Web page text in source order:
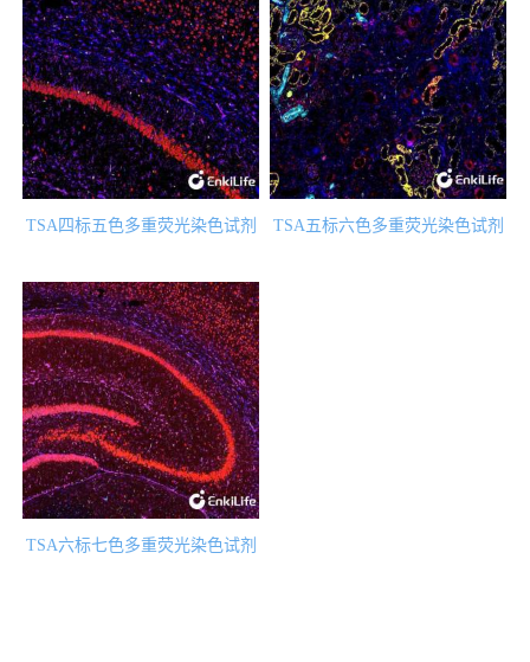
TSA四标五色多重荧光染色试剂 TSA五标六色多重荧光染色试剂
TSA六标七色多重荧光染色试剂